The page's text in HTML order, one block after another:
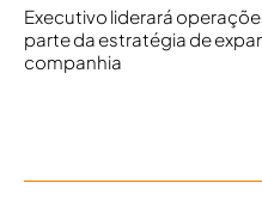
Executivo liderará
parte da estratégia de
companhia